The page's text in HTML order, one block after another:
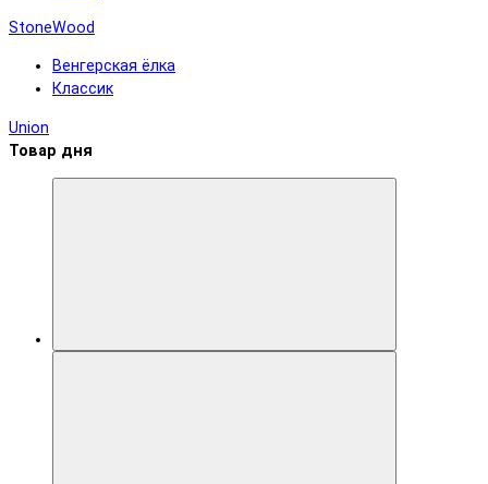
StoneWood
Венгерская ёлка
Классик
Union
Товар дня